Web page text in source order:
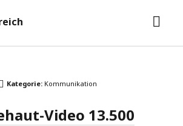
Kategorie: Kommunikation
Video 13.500